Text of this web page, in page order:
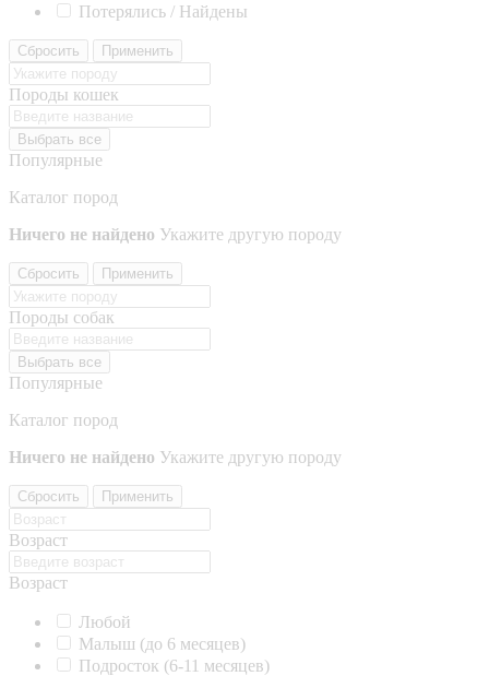
Потерялись / Найдены
Сбросить Применить
Породы кошек
Выбрать все
Популярные
Каталог пород
Ничего не найдено Укажите другую породу
Сбросить Применить
Породы собак
Выбрать все
Популярные
Каталог пород
Ничего не найдено Укажите другую породу
Сбросить Применить
Возраст
Возраст
Любой
Малыш (до 6 месяцев)
Подросток (6-11 месяцев)